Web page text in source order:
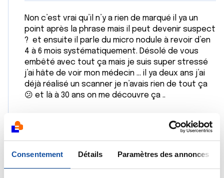
Consentement Détails Paramètres des annonces
Non c’est vrai qu’il n’y a rien de marqué il ya un
point après la phrase mais il peut devenir suspect
? et ensuite il parle du micro nodule à revoir d’en
4 à 6 mois systématiquement. Désolé de vous
embêté avec tout ça mais je suis super stressé
j’ai hâte de voir mon médecin … il ya deux ans j’ai
déjà réalisé un scanner je n’avais rien de tout ça
😕 et là à 30 ans on me découvre ça ..